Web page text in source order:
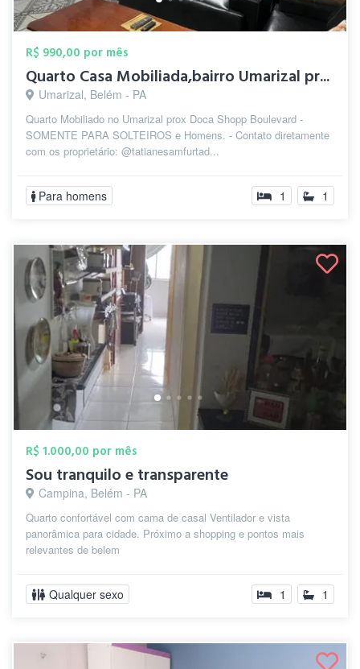
R$ 990,00 por mês
Quarto Casa Mobiliada,bairro Umarizal pr...
Umarizal, Belém - PA
Quarto Mobiliado no Umarizal prox Doca Shopp Boulevard -
SOMENTE PARA SOLTEIROS e Homens. - Contato diretamente
com os proprietário: @tatianesamfurtad...
Para homens 1 1
R$ 1.000,00 por mês
Sou tranquilo e transparente
Campina, Belém - PA
Quarto confortável com cama de casal Ventilador e vista
panorâmica para cidade. Próximo a shopping e pontos mais
relevantes de belem
Qualquer sexo 1 1